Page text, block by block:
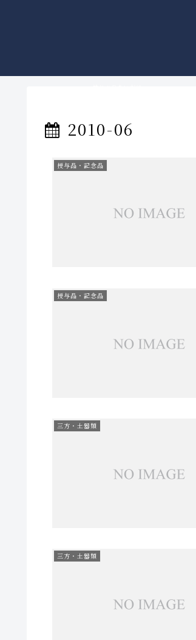
2010-06
授与品・記念品
授与品・記念品
三方・土器類
三方・土器類